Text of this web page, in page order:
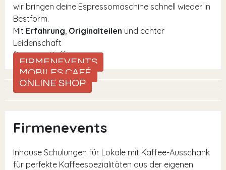
wir bringen deine Espressomaschine schnell wieder in
Bestform.
Mit Erfahrung, Originalteilen und echter
Leidenschaft
für guten Kaffee.
FIRMENEVENTS
MOBILES CAFÉ
ONLINE SHOP
Firmenevents
Inhouse Schulungen für Lokale mit Kaffee-Ausschank
für perfekte Kaffeespezialitäten aus der eigenen